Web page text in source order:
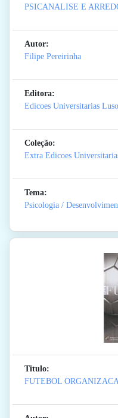
PSICANALISE E
Autor:
Filipe Pereirinha
Editora:
Edicoes Universitarias
Coleção:
Extra Edicoes
Tema:
Psicologia /
Titulo:
FUTEBOL